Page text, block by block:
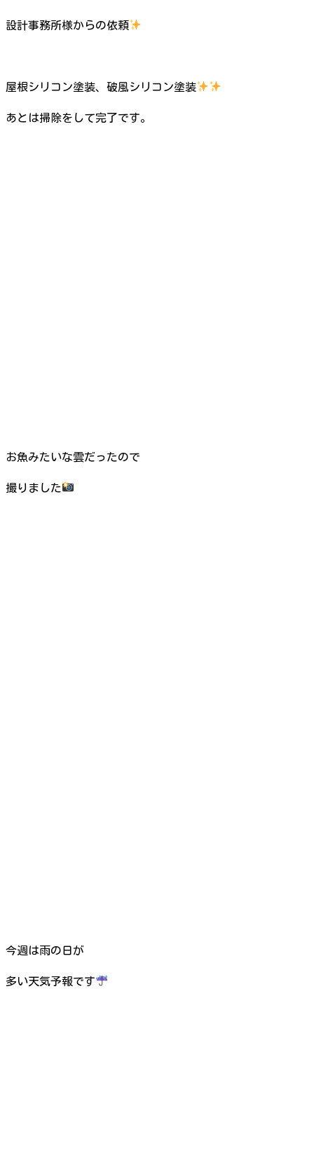
設計事務所様からの依頼
屋根シリコン塗装、破風シリコン塗装
あとは掃除をして完了です。
お魚みたいな雲だったので
撮りました
今週は雨の日が
多い天気予報です